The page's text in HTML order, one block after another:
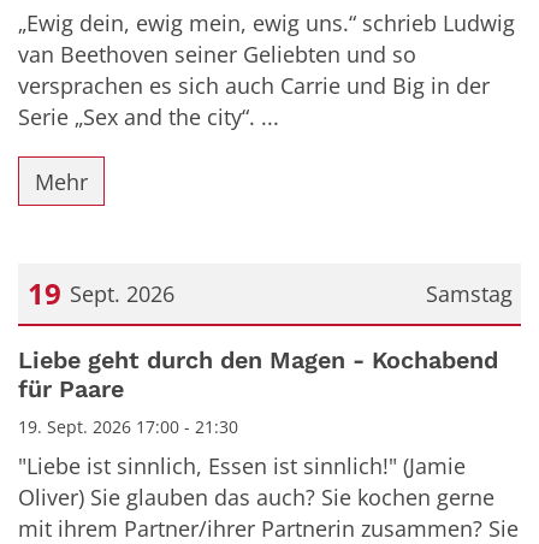
„Ewig dein, ewig mein, ewig uns.“ schrieb Ludwig
van Beethoven seiner Geliebten und so
versprachen es sich auch Carrie und Big in der
Serie „Sex and the city“. ...
Mehr
Samstag
19 Sept. 2026
Datum: 19. September 2026
Liebe geht durch den Magen - Kochabend
für Paare
19. Sept. 2026 17:00 - 21:30
"Liebe ist sinnlich, Essen ist sinnlich!" (Jamie
Oliver) Sie glauben das auch? Sie kochen gerne
mit ihrem Partner/ihrer Partnerin zusammen? Sie